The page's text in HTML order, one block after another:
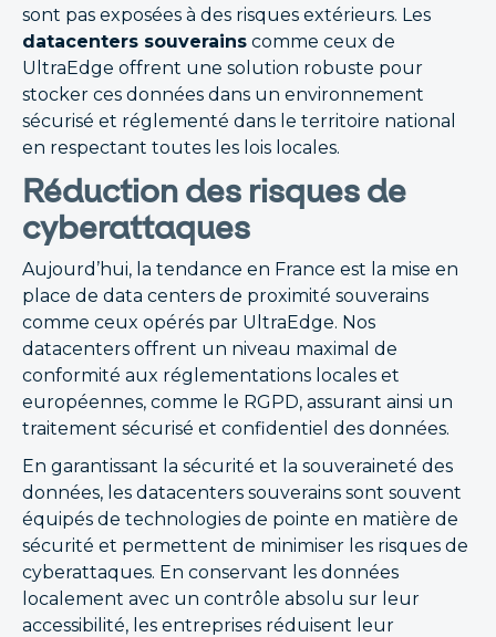
sont pas exposées à des risques extérieurs. Les
datacenters souverains comme ceux de
UltraEdge offrent une solution robuste pour
stocker ces données dans un environnement
sécurisé et réglementé dans le territoire national
en respectant toutes les lois locales.
Réduction des risques de
cyberattaques
Aujourd’hui, la tendance en France est la mise en
place de data centers de proximité souverains
comme ceux opérés par UltraEdge. Nos
datacenters offrent un niveau maximal de
conformité aux réglementations locales et
européennes, comme le RGPD, assurant ainsi un
traitement sécurisé et confidentiel des données.
En garantissant la sécurité et la souveraineté des
données, les datacenters souverains sont souvent
équipés de technologies de pointe en matière de
sécurité et permettent de minimiser les risques de
cyberattaques. En conservant les données
localement avec un contrôle absolu sur leur
accessibilité, les entreprises réduisent leur